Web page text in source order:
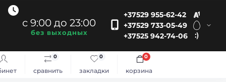
с 9:00 до 23:00
без выходных
+37529 955-62-42
+37529 733-05-49
+37525 942-74-06
сравнить
0
закладки
0
корзина
0